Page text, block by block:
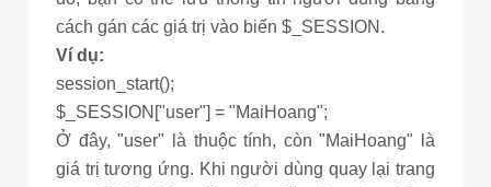
cách gán các giá trị vào biến $_SESSION.
Ví dụ:
session_start();
$_SESSION["user"] = "MaiHoang";
Ở đây, "user" là thuộc tính, còn "MaiHoang" là
giá trị tương ứng. Khi người dùng quay lại trang